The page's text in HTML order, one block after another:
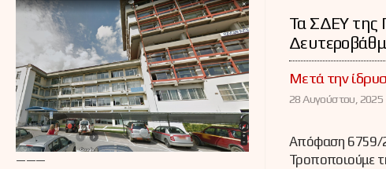
Τα ΣΔΕΥ της
Μετά την
28 Αυγούστου, 2025
Απόφαση 6759/
Τροποποιούμε
———